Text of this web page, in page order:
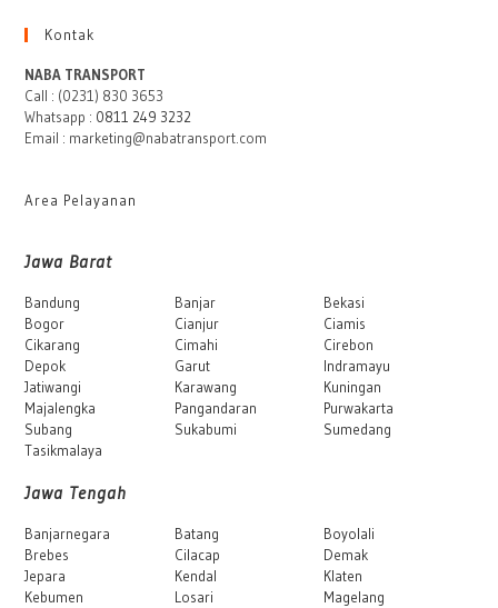
Kontak
NABA TRANSPORT
Call : (0231) 830 3653
Whatsapp : 0811 249 3232
Email : marketing@nabatransport.com
Area Pelayanan
Jawa Barat
Bandung
Bogor
Cikarang
Depok
Jatiwangi
Majalengka
Subang
Tasikmalaya
Banjar
Cianjur
Cimahi
Garut
Karawang
Pangandaran
Sukabumi
Bekasi
Ciamis
Cirebon
Indramayu
Kuningan
Purwakarta
Sumedang
Jawa Tengah
Banjarnegara
Brebes
Jepara
Kebumen
Batang
Cilacap
Kendal
Losari
Boyolali
Demak
Klaten
Magelang